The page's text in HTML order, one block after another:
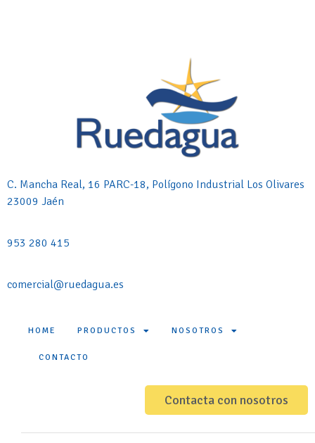
C. Mancha Real, 16 PARC-18, Polígono Industrial Los Olivares
23009 Jaén
953 280 415
comercial@ruedagua.es
HOME PRODUCTOS NOSOTROS
CONTACTO
Contacta con nosotros